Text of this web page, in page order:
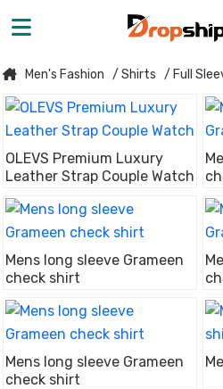
Men's Fashion / Shirts / Full
OLEVS Premium Luxury
Leather Strap Couple Watch
Mens long sleeve Grameen
check shirt
Mens long sleeve Grameen
check shirt